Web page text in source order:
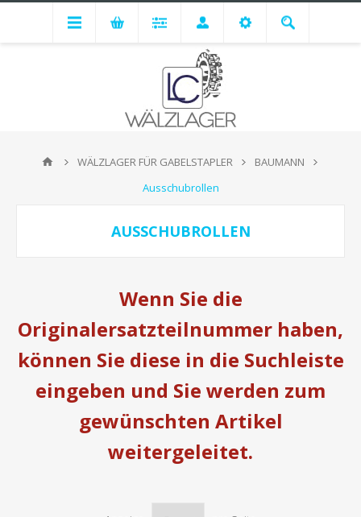
WÄLZLAGER FÜR GABELSTAPLER
BAUMANN
Ausschubrollen
AUSSCHUBROLLEN
Wenn Sie die
Originalersatzteilnummer haben,
können Sie diese in die Suchleiste
eingeben und Sie werden zum
gewünschten Artikel
weitergeleitet.